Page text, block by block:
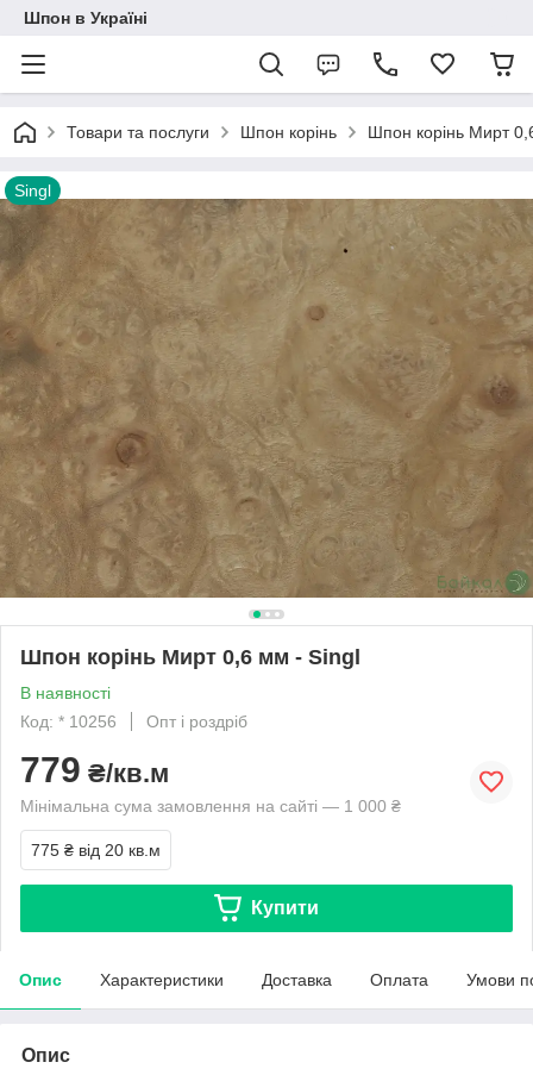
Шпон в Україні
Товари та послуги Шпон корінь Шпон корінь Мирт
Singl
Шпон корінь Мирт 0,6 мм - Singl
В наявності
Код: * 10256
Опт і роздріб
779 ₴/кв.м
Мінімальна сума замовлення на сайті — 1 000 ₴
775 ₴ від 20 кв.м
Купити
Опис Характеристики Доставка Оплата Умови
Опис